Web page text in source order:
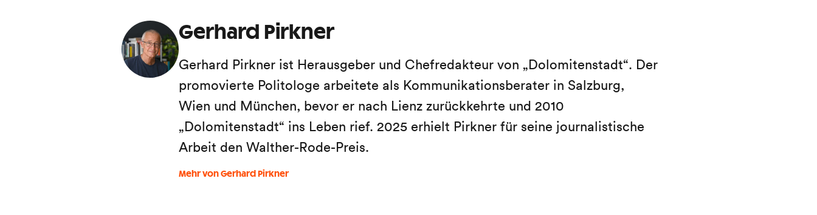
Gerhard Pirkner
Gerhard Pirkner ist Herausgeber und Chefredakteur von „Dolomitenstadt“. Der
promovierte Politologe arbeitete als Kommunikationsberater in Salzburg,
Wien und München, bevor er nach Lienz zurückkehrte und 2010
„Dolomitenstadt“ ins Leben rief. 2025 erhielt Pirkner für seine journalistische
Arbeit den Walther-Rode-Preis.
Mehr von Gerhard Pirkner